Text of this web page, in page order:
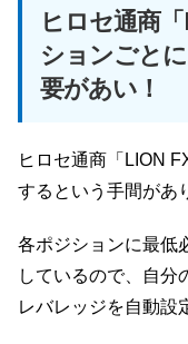
ヒロセ通商
ションごと
要があい！
ヒロセ通商「LION
するという手間があ
各ポジションに最低
しているので、自分
レバレッジを自動設